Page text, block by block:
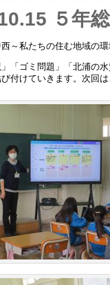
５年
西～私たちの住む地域の
」「ゴミ問題」「北浦の
付けていきます。次回